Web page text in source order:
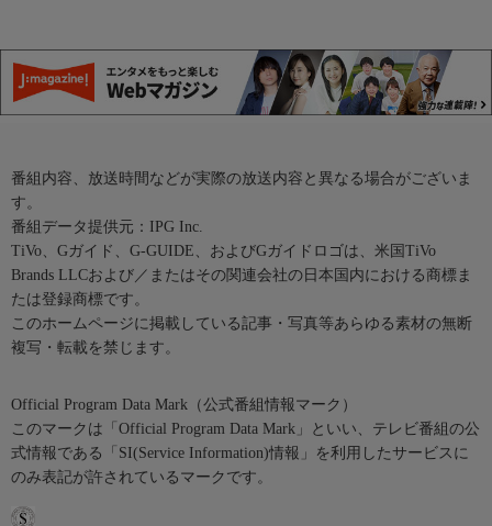
番組内容、放送時間などが実際の放送内容と異なる場合がございま
す。
番組データ提供元：IPG Inc.
TiVo、Gガイド、G-GUIDE、およびGガイドロゴは、米国TiVo
Brands LLCおよび／またはその関連会社の日本国内における商標ま
たは登録商標です。
このホームページに掲載している記事・写真等あらゆる素材の無断
複写・転載を禁じます。
Official Program Data Mark（公式番組情報マーク）
このマークは「Official Program Data Mark」といい、テレビ番組の公
式情報である「SI(Service Information)情報」を利用したサービスに
のみ表記が許されているマークです。